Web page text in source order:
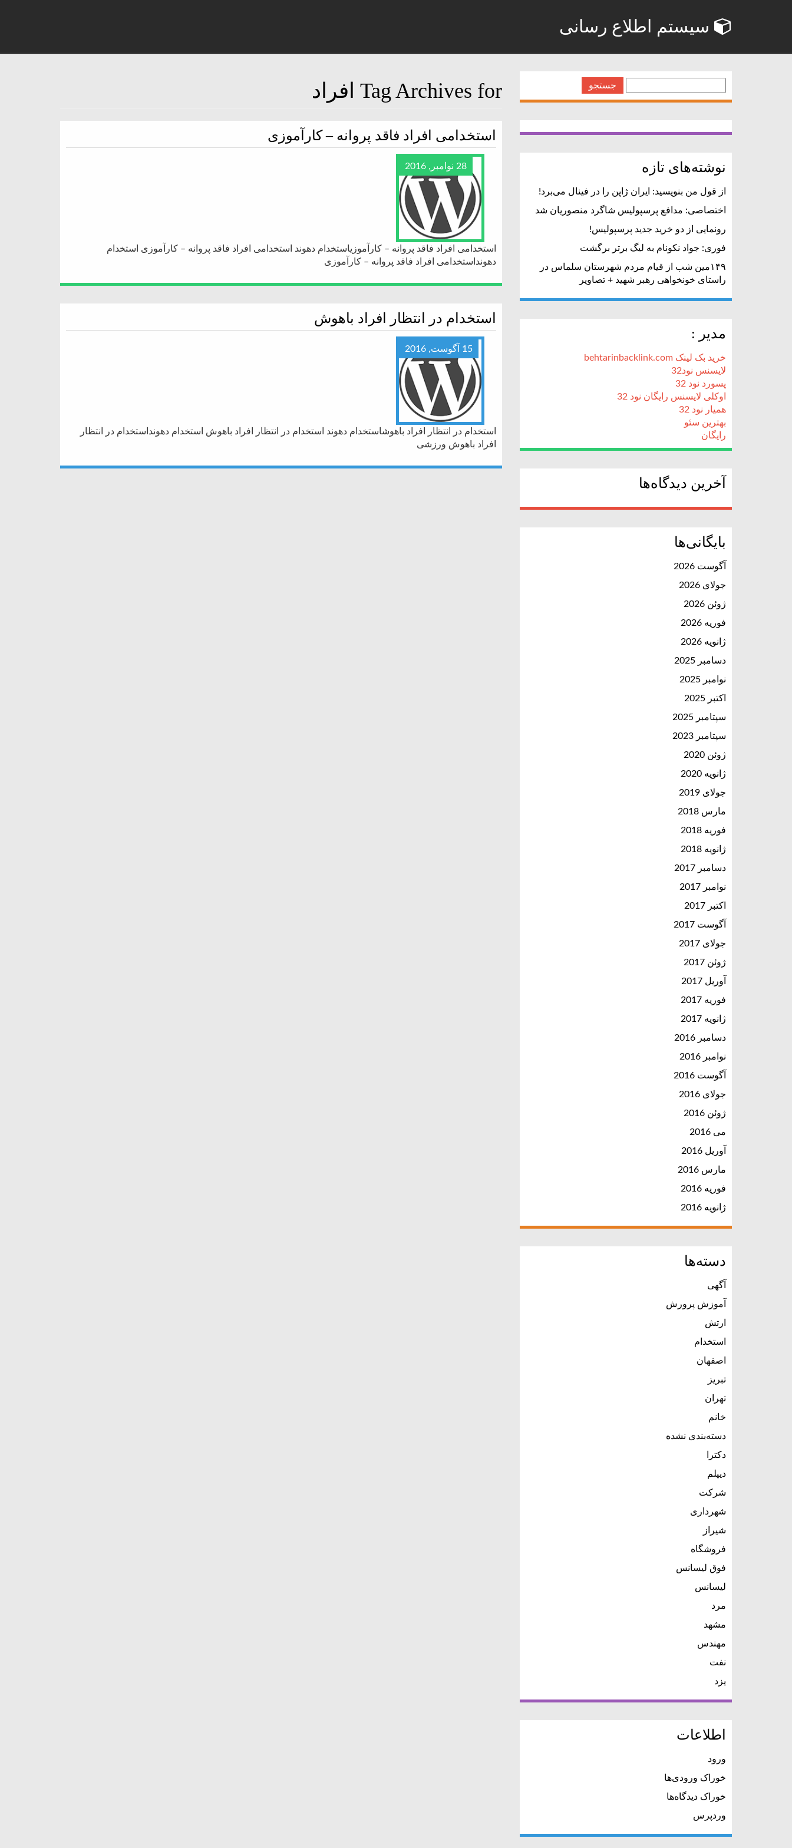
سیستم اطلاع رسانی
Tag Archives for افراد
استخدامی افراد فاقد پروانه – کارآموزی
28 نوامبر, 2016
استخدامی افراد فاقد پروانه – کارآموزیاستخدام دهوند استخدامی افراد فاقد پروانه – کارآموزی استخدام
دهونداستخدامی افراد فاقد پروانه – کارآموزی
استخدام در انتظار افراد باهوش
15 آگوست, 2016
استخدام در انتظار افراد باهوشاستخدام دهوند استخدام در انتظار افراد باهوش استخدام دهونداستخدام در انتظار
افراد باهوش ورزشی
نوشته‌های تازه
از قول من بنویسید: ایران ژاپن را در فینال می‌برد!
اختصاصی: مدافع پرسپولیس شاگرد منصوریان شد
رونمایی از دو خرید جدید پرسپولیس!
فوری: جواد نکونام به لیگ برتر برگشت
۱۴۹مین شب از قیام مردم شهرستان سلماس در
راستای خونخواهی رهبر شهید + تصاویر
مدیر :
خرید بک لینک behtarinbacklink.com
لایسنس نود32
پسورد نود 32
اوکلی لایسنس رایگان نود 32
همیار نود 32
بهترین سئو
رایگان
آخرین دیدگاه‌ها
بایگانی‌ها
آگوست 2026
جولای 2026
ژوئن 2026
فوریه 2026
ژانویه 2026
دسامبر 2025
نوامبر 2025
اکتبر 2025
سپتامبر 2025
سپتامبر 2023
ژوئن 2020
ژانویه 2020
جولای 2019
مارس 2018
فوریه 2018
ژانویه 2018
دسامبر 2017
نوامبر 2017
اکتبر 2017
آگوست 2017
جولای 2017
ژوئن 2017
آوریل 2017
فوریه 2017
ژانویه 2017
دسامبر 2016
نوامبر 2016
آگوست 2016
جولای 2016
ژوئن 2016
می 2016
آوریل 2016
مارس 2016
فوریه 2016
ژانویه 2016
دسته‌ها
آگهی
آموزش پرورش
ارتش
استخدام
اصفهان
تبریز
تهران
خانم
دسته‌بندی نشده
دکترا
دیپلم
شرکت
شهرداری
شیراز
فروشگاه
فوق لیسانس
لیسانس
مرد
مشهد
مهندس
نفت
یزد
اطلاعات
ورود
خوراک ورودی‌ها
خوراک دیدگاه‌ها
وردپرس